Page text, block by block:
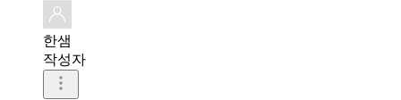
한샘
작성자